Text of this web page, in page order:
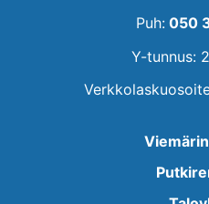
Puh: 050
Y-tunnus: